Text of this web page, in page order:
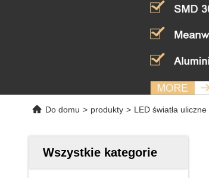
Do domu > produkty > LED światła uliczne
Wszystkie kategorie